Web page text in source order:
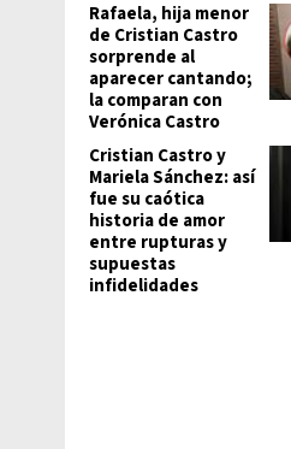
Rafaela, hija menor
de Cristian Castro
sorprende al
aparecer cantando;
la comparan con
Verónica Castro
Cristian Castro y
Mariela Sánchez: así
fue su caótica
historia de amor
entre rupturas y
supuestas
infidelidades